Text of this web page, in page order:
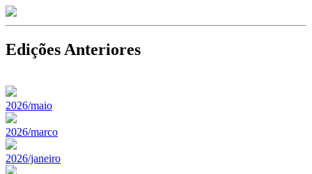
Edições Anteriores
2026/maio
2026/marco
2026/janeiro